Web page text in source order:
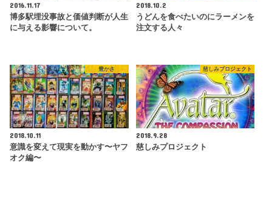
2016.11.17
博多駅埋没事故と価値判断が人生
に与える影響について。
2018.10.2
うどんを食べたいのにラーメンを
注文する人々
豊かさ
2018.10.11
意識を変えて現実を動かす〜ヤフ
オク編〜
慈しみプロジェクト
2018.9.28
慈しみプロジェクト